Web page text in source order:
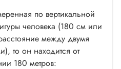
по вертикальной
человека (180 см или
между двумя
то он находится от
180 метров: